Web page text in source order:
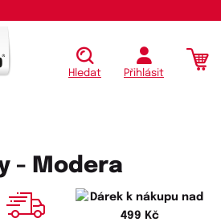
Hledat Přihlásit
- Modera